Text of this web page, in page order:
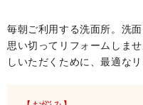
毎朝ご利用する洗面所。洗
思い切ってリフォームしま
しいただくために、最適な